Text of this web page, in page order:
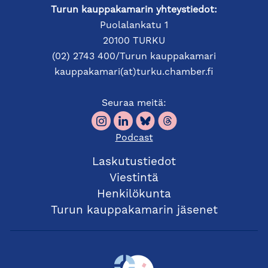
- Business opportunities in Italy: sectors, approach,
business cultural issues (15 mins) by
, Columdae Senior Expert and Account
Manager, Italy
This webinar is free of charge and open for everyone
interested in learning more about doing business in
Spain and Italy. Register here and you’ll receive the
webinar link prior to the event:
Columdae offers a Preliminary Assessment of
Business Opportunities to each participant free of
the appropriate option in the registration form or
Turun kauppakamarin yhteystiedot:
Puolalankatu 1
20100 TURKU
(02) 2743 400/Turun kauppakamari
kauppakamari(at)turku.chamber.fi
Seuraa meitä:
Podcast
Laskutustiedot
Viestintä
Henkilökunta
Turun kauppakamarin jäsenet